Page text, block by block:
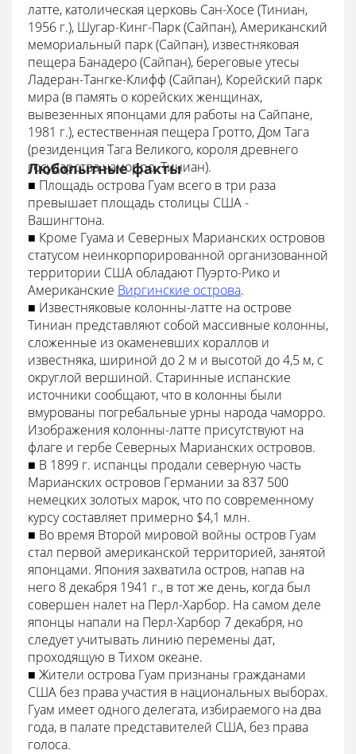
латте, католическая церковь Сан-Хосе (Тиниан,
1956 г.), Шугар-Кинг-Парк (Сайпан), Американский
мемориальный парк (Сайпан), известняковая
пещера Банадеро (Сайпан), береговые утесы
Ладеран-Тангке-Клифф (Сайпан), Корейский парк
мира (в память о корейских женщинах,
вывезенных японцами для работы на Сайпане,
1981 г.), естественная пещера Гротто, Дом Тага
(резиденция Тага Великого, короля древнего
государства чаморро, Тиниан).
Любопытные факты
■ Площадь острова Гуам всего в три раза
превышает площадь столицы США -
Вашингтона.
■ Кроме Гуама и Северных Марианских островов
статусом неинкорпорированной организованной
территории США обладают Пуэрто-Рико и
Американские Виргинские острова.
■ Известняковые колонны-латте на острове
Тиниан представляют собой массивные колонны,
сложенные из окаменевших кораллов и
известняка, шириной до 2 м и высотой до 4,5 м, с
округлой вершиной. Старинные испанские
источники сообщают, что в колонны были
вмурованы погребальные урны народа чаморро.
Изображения колонны-латте присутствуют на
флаге и гербе Северных Марианских островов.
■ В 1899 г. испанцы продали северную часть
Марианских островов Германии за 837 500
немецких золотых марок, что по современному
курсу составляет примерно $4,1 млн.
■ Во время Второй мировой войны остров Гуам
стал первой американской территорией, занятой
японцами. Япония захватила остров, напав на
него 8 декабря 1941 г., в тот же день, когда был
совершен налет на Перл-Харбор. На самом деле
японцы напали на Перл-Харбор 7 декабря, но
следует учитывать линию перемены дат,
проходящую в Тихом океане.
■ Жители острова Гуам признаны гражданами
США без права участия в национальных выборах.
Гуам имеет одного делегата, избираемого на два
года, в палате представителей США, без права
голоса.